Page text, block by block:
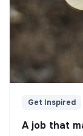
Get Inspired
A job that